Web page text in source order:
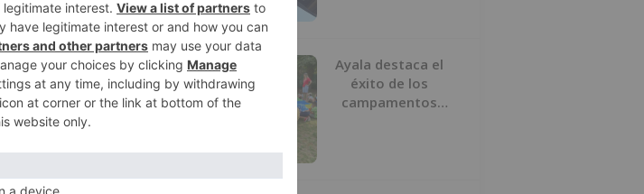
en el terreno
rápido la
derecha hacían
dominio
un mano a mano
21, 2-0.
3
Ayala destaca el
éxito de los
campamentos